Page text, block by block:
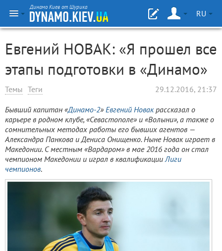
Динамо Киев от Шурика
RU
Евгений НОВАК: «Я прошел все
этапы подготовки в «Динамо»
Темы Теги 29.12.2016, 21:37
Бывший капитан «Динамо-2» Евгений Новакрассказал о
карьере в родном клубе, «Севастополе» и «Волыни», а также о
сомнительных методах работы его бывших агентов —
Александра Панкова и Дениса Онищенко. Ныне Новак играет в
Македонии. С местным «Вардаром» в мае 2016 года он стал
чемпионом Македонии и играл в квалификацииЛиги
чемпионов.